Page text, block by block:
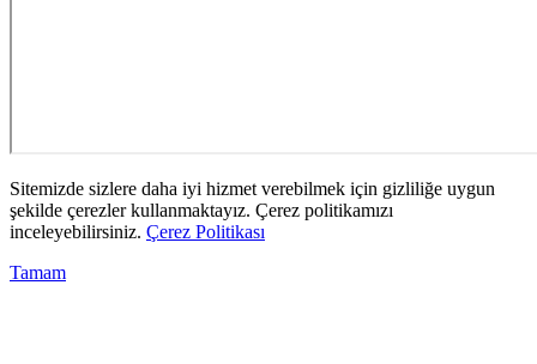
Sitemizde sizlere daha iyi hizmet verebilmek için gizliliğe uygun
şekilde çerezler kullanmaktayız. Çerez politikamızı
inceleyebilirsiniz. Çerez Politikası
Tamam